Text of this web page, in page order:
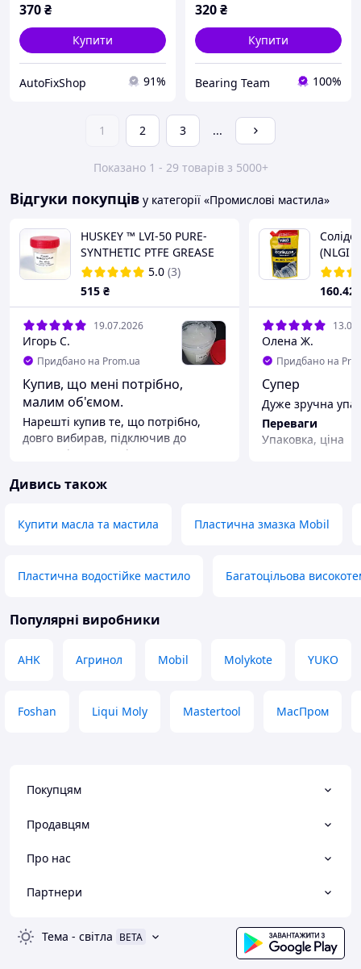
370₴
Купити
AutoFixShop 91%
320₴
Купити
Bearing Team 100%
1 2 3 ...
Показано 1 - 29 товарів з 5000+
Відгуки покупців у категорії «Промислові мастила»
HUSKEY ™ LVI-50 PURE-
SYNTHETIC PTFE GREASE
(100 гр.)
5.0 (3)
515 ₴
19.07.2026
Игорь С.
Придбано на Prom.ua
Купив, що мені потрібно,
малим об'ємом.
Нарешті купив те, що потрібно,
довго вибирав, підключив до
пошуку інтелект, він поки що
допомагає, з п'ятого разу. Мета і
найкраща. Зупинився HUSKEY LVI-
50. Велику тюбу брати дорого, та й
сумнів, а раптом обдурить
продавцем, (продавець
професіонал своєї справи, про
думаю корисна хто в чомусь
немає. Рекомендую. Не реклама.
Недоліки
Все сподобалося
(NLGI
160.42
Олена Ж.
Придбано на
Супер
Дуже зручна
Переваги
Упаковка, ціна
Дивись також
Купити масла та мастила Пластична змазка Mobil
Пластична водостійке мастило Багатоцільова
Популярні виробники
AHK Агринол Mobil Molykote YUKO
Foshan Liqui Moly Mastertool МасПром
Покупцям
Продавцям
Про нас
Партнери
Тема - світла BETA